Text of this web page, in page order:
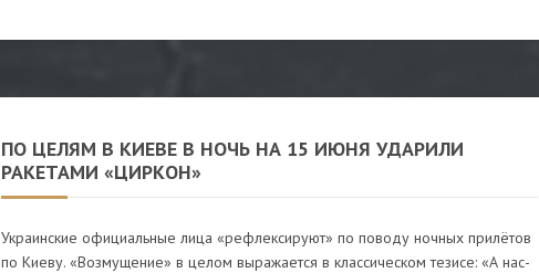
ПО ЦЕЛЯМ В КИЕВЕ В НОЧЬ НА 15 ИЮНЯ УДАРИЛИ
РАКЕТАМИ «ЦИРКОН»
Украинские официальные лица «рефлексируют» по поводу ночных прилётов
по Киеву. «Возмущение» в целом выражается в классическом тезисе: «А нас-